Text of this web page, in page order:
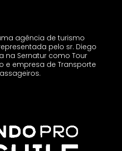
agência de turismo
pelo sr. Diego
na Sernatur como Tour
e empresa de Transporte